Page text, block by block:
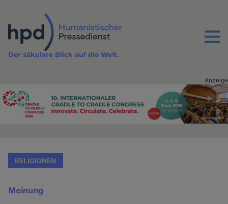
Inhalt
Menu
Der säkulare Blick auf die Welt.
Advertising
Anzeige
RELIGIONEN
Meinung